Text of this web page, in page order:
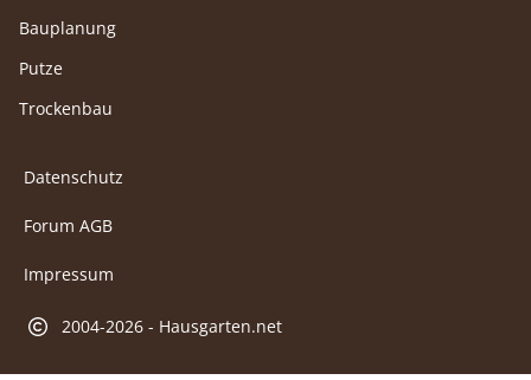
Bauplanung
Putze
Trockenbau
Datenschutz
Forum AGB
Impressum
2004-2026 - Hausgarten.net